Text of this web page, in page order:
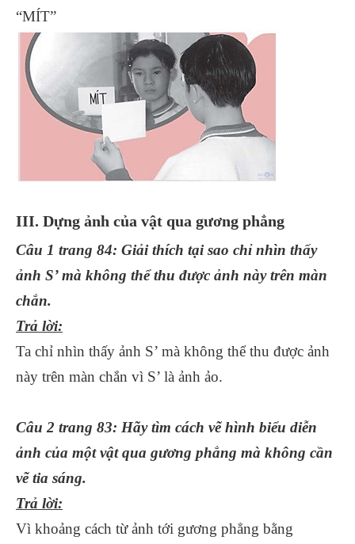
“MÍT”
III. Dựng ảnh của vật qua gương phẳng
Câu 1 trang 84: Giải thích tại sao chỉ nhìn thấy
ảnh S’ mà không thể thu được ảnh này trên màn
chắn.
Trả lời:
Ta chỉ nhìn thấy ảnh S’ mà không thể thu được ảnh
này trên màn chắn vì S’ là ảnh ảo.
Câu 2 trang 83: Hãy tìm cách vẽ hình biểu diễn
ảnh của một vật qua gương phẳng mà không cần
vẽ tia sáng.
Trả lời:
Vì khoảng cách từ ảnh tới gương phẳng bằng